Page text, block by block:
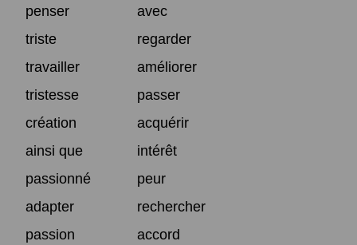
penser
avec
triste
regarder
travailler
améliorer
tristesse
passer
création
acquérir
ainsi que
intérêt
passionné
peur
adapter
rechercher
passion
accord